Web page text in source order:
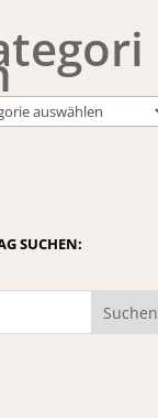
SUCHEN:
Suchen